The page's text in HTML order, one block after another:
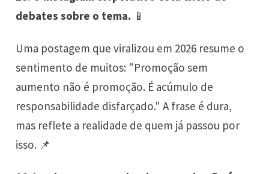
debates sobre o tema. 📱
Uma postagem que viralizou em 2026 resume o
sentimento de muitos: "Promoção sem
aumento não é promoção. É acúmulo de
responsabilidade disfarçado." A frase é dura,
mas reflete a realidade de quem já passou por
isso. 📌